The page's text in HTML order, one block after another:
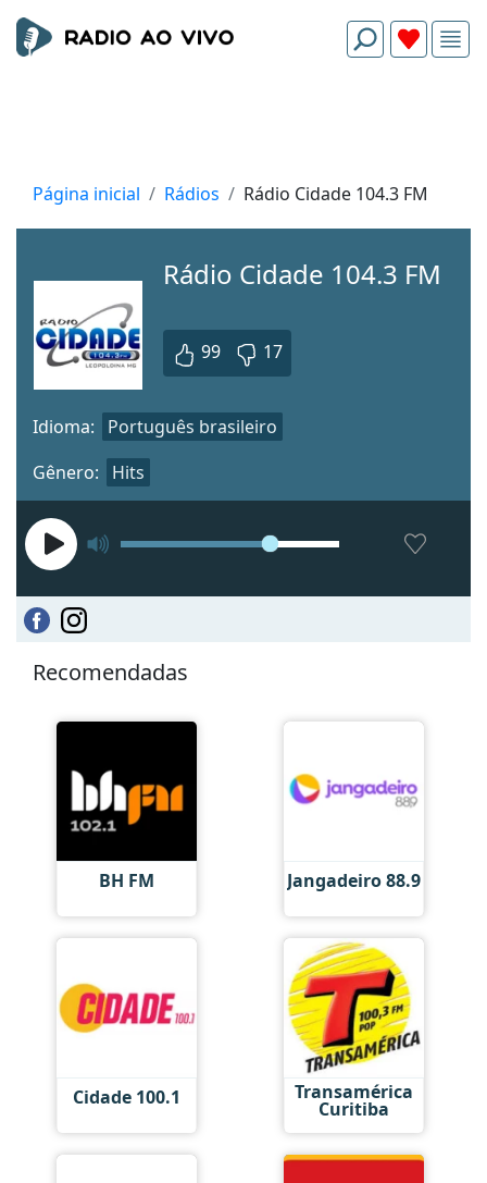
Página inicial Rádios Rádio Cidade 104.3 FM
Rádio Cidade 104.3 FM
99 17
Gênero: Hits
Idioma: Português brasileiro
Recomendadas
BH FM Jangadeiro 88.9
Cidade 100.1 Transamérica
Curitiba